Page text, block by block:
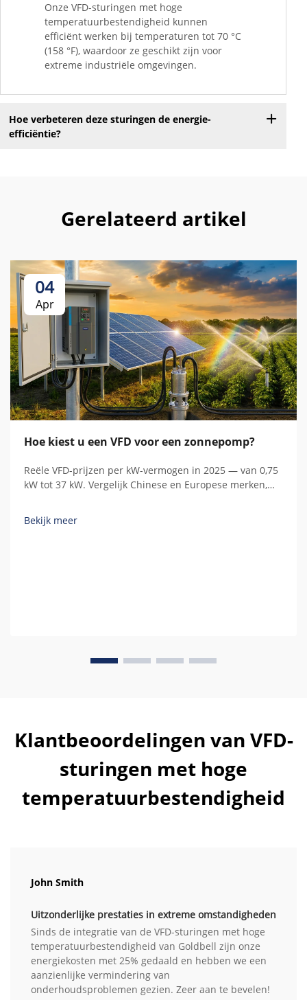
Onze VFD-sturingen met hoge
temperatuurbestendigheid kunnen
efficiënt werken bij temperaturen tot 70 °C
(158 °F), waardoor ze geschikt zijn voor
extreme industriële omgevingen.
Hoe verbeteren deze sturingen de energie-
efficiëntie?
Gerelateerd artikel
04
Apr
Hoe kiest u een VFD voor een zonnepomp?
Reële VFD-prijzen per kW-vermogen in 2025 — van 0,75
kW tot 37 kW. Vergelijk Chinese en Europese merken,
bezitkosten.
Bekijk meer
Klantbeoordelingen van VFD-
sturingen met hoge
temperatuurbestendigheid
John Smith
Uitzonderlijke prestaties in extreme omstandigheden
Sinds de integratie van de VFD-sturingen met hoge
temperatuurbestendigheid van Goldbell zijn onze
energiekosten met 25% gedaald en hebben we een
aanzienlijke vermindering van
onderhoudsproblemen gezien. Zeer aan te bevelen!